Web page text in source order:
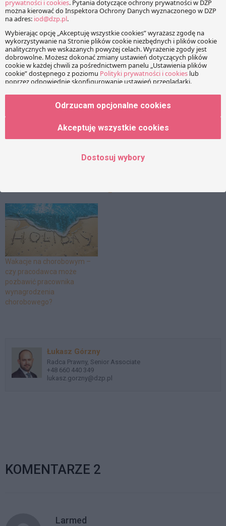
WhatsApp Copy Link
PRZECZYTAJ RÓWNIEŻ:
Zmiany w prawie mają
uprościć wydawanie
świadectw pracy oraz
wykonywanie wstępnych
badań lekarskich. Czy aby na
Abecadło w aktach
C i…D? oraz inne nowości,
Wakacje na chorobowym –
czy pracodawca może
pozbawić pracownika
wynagrodzenia
chorobowego?
Łukasz Górzny
Radca Prawny, Senior Associate
+48 660 440 349
lukasz.gorzny@dzp.pl
KOMENTARZE 2
Larmed
Odrzucam opcjonalne cookies
Akceptuję wszystkie cookies
Dostosuj wybory